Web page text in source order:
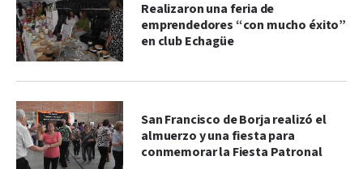
Realizaron una feria de
emprendedores “con mucho éxito”
en club Echagüe
San Francisco de Borja realizó el
almuerzo y una fiesta para
conmemorar la Fiesta Patronal